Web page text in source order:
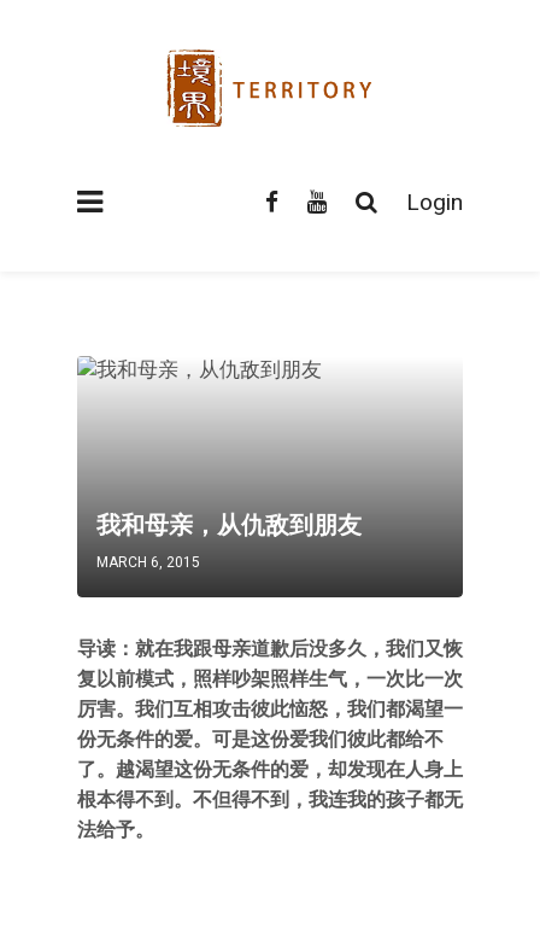
Login
我和母亲，从仇敌到朋友
MARCH 6, 2015
导读：就在我跟母亲道歉后没多久，我们又恢
复以前模式，照样吵架照样生气，一次比一次
厉害。我们互相攻击彼此恼怒，我们都渴望一
份无条件的爱。可是这份爱我们彼此都给不
了。越渴望这份无条件的爱，却发现在人身上
根本得不到。不但得不到，我连我的孩子都无
法给予。